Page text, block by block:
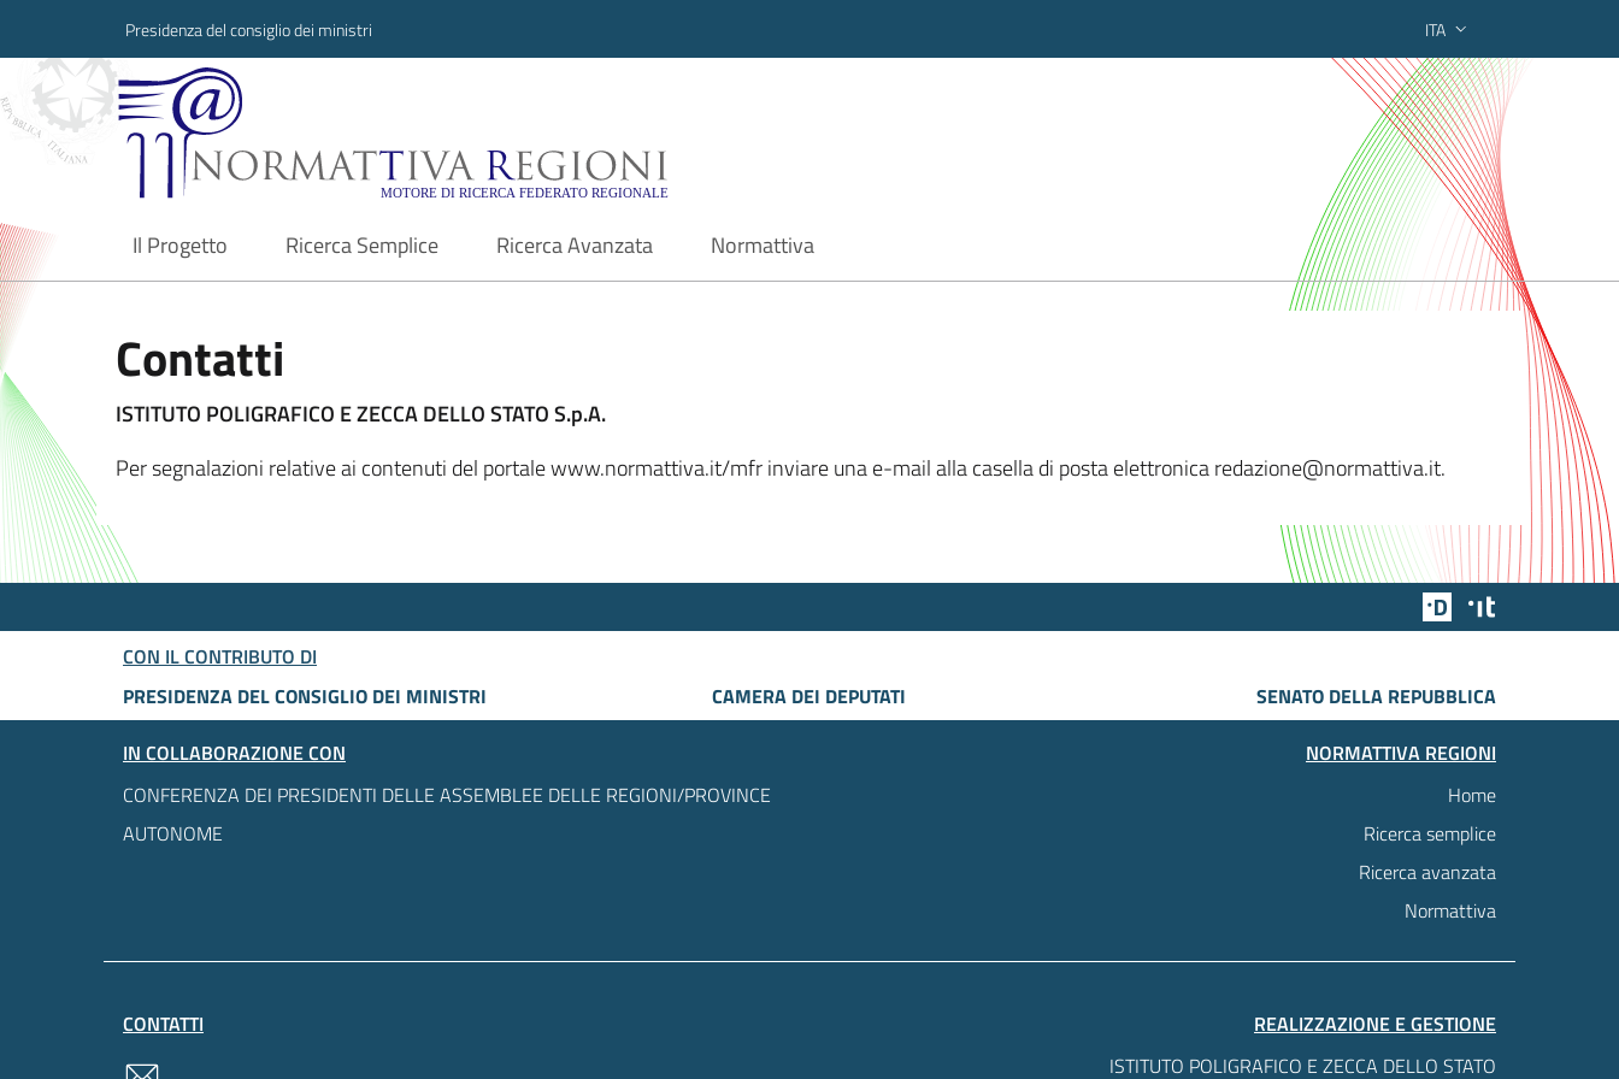
Presidenza del consiglio dei ministri ITA
Normattiva Regioni - Motore di ricerca federato regionale
Il Progetto
current Ricerca Semplice Ricerca Avanzata Normattiva
Contatti
ISTITUTO POLIGRAFICO E ZECCA DELLO STATO S.p.A.
Per segnalazioni relative ai contenuti del portale www.normattiva.it/mfr inviare una e-mail alla casella di posta elettronica redazione@normattiva.it.
Team Digitale
CON IL CONTRIBUTO DI
PRESIDENZA DEL CONSIGLIO DEI MINISTRI
CAMERA DEI DEPUTATI
SENATO DELLA REPUBBLICA
IN COLLABORAZIONE CON
CONFERENZA DEI PRESIDENTI DELLE ASSEMBLEE DELLE REGIONI/PROVINCE
AUTONOME
NORMATTIVA REGIONI
Home
Ricerca semplice
Ricerca avanzata
Normattiva
CONTATTI
REALIZZAZIONE E GESTIONE
ISTITUTO POLIGRAFICO E ZECCA DELLO STATO